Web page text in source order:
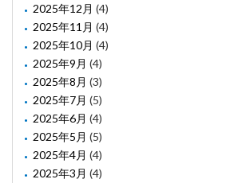
2025年12月 (4)
2025年11月 (4)
2025年10月 (4)
2025年9月 (4)
2025年8月 (3)
2025年7月 (5)
2025年6月 (4)
2025年5月 (5)
2025年4月 (4)
2025年3月 (4)